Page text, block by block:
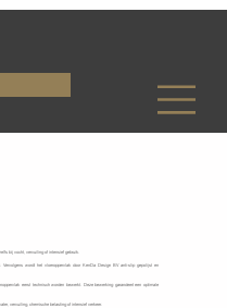
bij vocht, vervuiling of intensief gebruik.
Vervolgens wordt het vloeroppervlak door KenDa Design BV anti-slip gepolijst en
eerst technisch worden bewerkt. Deze bewerking garandeert een optimale
vervuiling, chemische belasting of intensief verkeer.